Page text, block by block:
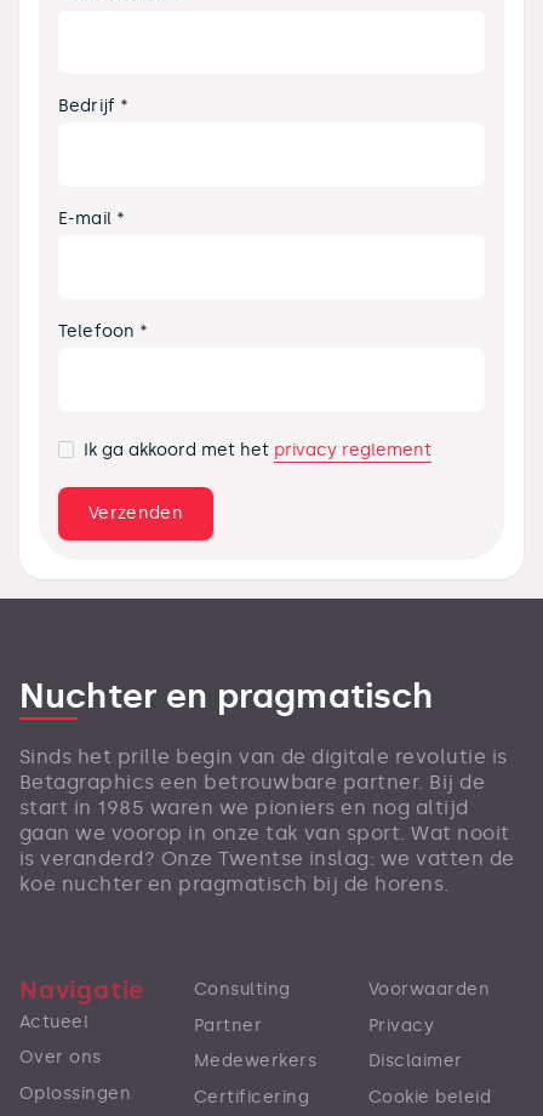
Bedrijf *
E-mail *
Telefoon *
Ik ga akkoord met het privacy reglement
Nuchter en pragmatisch
Sinds het prille begin van de digitale revolutie is
Betagraphics een betrouwbare partner. Bij de
start in 1985 waren we pioniers en nog altijd
gaan we voorop in onze tak van sport. Wat nooit
is veranderd? Onze Twentse inslag: we vatten de
koe nuchter en pragmatisch bij de horens.
Navigatie
Actueel
Over ons
Oplossingen
Consulting
Partner
Medewerkers
Certificering
Voorwaarden
Privacy
Disclaimer
Cookie beleid